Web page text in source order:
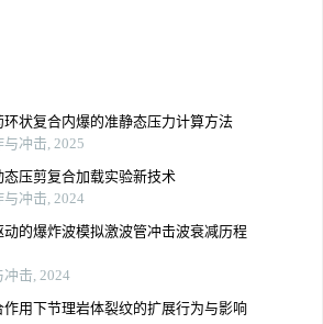
环状复合内爆的准静态压力计算方法
冲击, 2025
态压剪复合加载实验新技术
与冲击, 2024
动的爆炸波模拟激波管冲击波衰减历程
冲击, 2024
作用下节理岩体裂纹的扩展行为与影响